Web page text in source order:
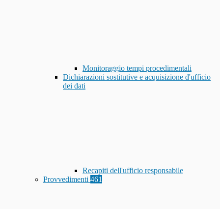
Monitoraggio tempi procedimentali
Dichiarazioni sostitutive e acquisizione d'ufficio
dei dati
Recapiti dell'ufficio responsabile
Provvedimenti 461